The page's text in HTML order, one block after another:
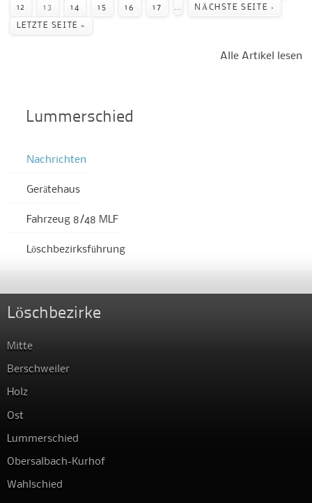
12 13 14 15 16 17 NÄCHSTE SEITE ›
LETZTE SEITE »
Alle Artikel lesen
Lummerschied
Nachrichten
Gerätehaus
Fahrzeug 8/48 MLF
Löschbezirksführung
Löschbezirke
Mitte
Berschweiler
Holz
Ost
Lummerschied
Obersalbach-Kurhof
Wahlschied